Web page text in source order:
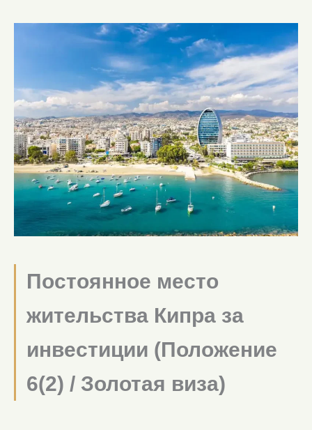
Постоянное место
жительства Кипра за
инвестиции (Положение
6(2) / Золотая виза)